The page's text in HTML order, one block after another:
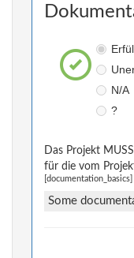
N/A
?
Das Projekt
für die vom
[documentation_basics]
Some